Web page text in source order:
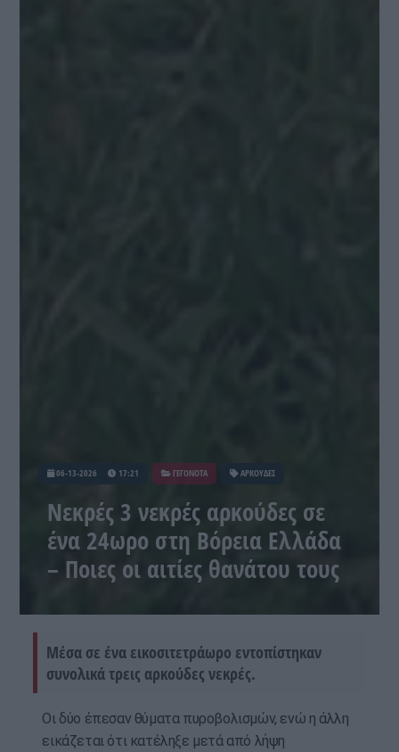
06-13-2026 17:21 ΓΕΓΟΝΟΤΑ ΑΡΚΟΥΔΕΣ
Νεκρές 3 νεκρές αρκούδες σε
ένα 24ωρο στη Βόρεια Ελλάδα
– Ποιες οι αιτίες θανάτου τους
Μέσα σε ένα εικοσιτετράωρο εντοπίστηκαν
συνολικά τρεις αρκούδες νεκρές.
Οι δύο έπεσαν θύματα πυροβολισμών, ενώ η άλλη
εικάζεται ότι κατέληξε μετά από λήψη